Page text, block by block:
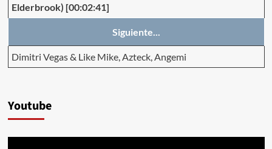
Elderbrook) [00:02:41]
Siguiente...
Dimitri Vegas & Like Mike, Azteck, Angemi
Youtube